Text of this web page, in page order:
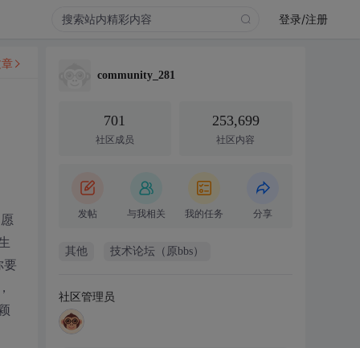
登录/注册
要
community_281
701
社区成员
253,699
社区内容
发帖 与我相关 我的任务 分享
其他 技术论坛（原bbs）
社区管理员